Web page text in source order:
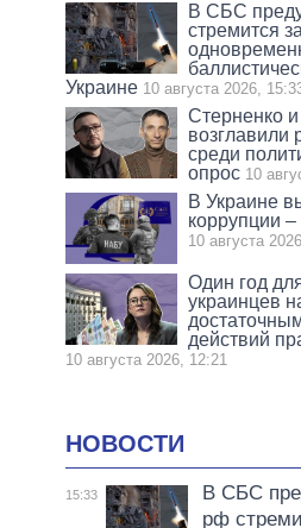
В СБС
стремится
Украине 10 августа 2026,
Стерненко
возглавили
среди
опрос 10
В Украине
коррупции
10 августа
Один год
украинцев
действий
10 августа 2026, 12:21
НОВОСТИ
15:33
В СБС
рф